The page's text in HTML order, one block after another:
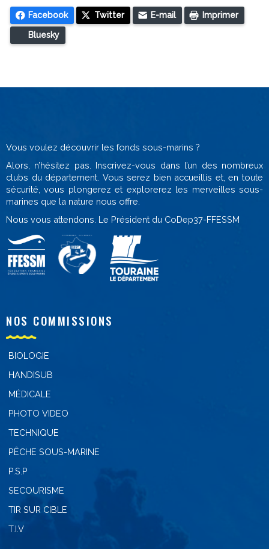
Facebook Twitter E-mail Imprimer
Bluesky
Vous voulez découvrir les fonds sous-marins ?
Alors, n’hésitez pas. Inscrivez-vous dans l’un des nombreux
clubs du département. Vous serez bien accueillis et, en toute
sécurité, vous plongerez et explorerez les merveilles sous-
marines que la nature nous offre.
Nous vous attendons. Le Président du CoDep37-FFESSM
NOS COMMISSIONS
BIOLOGIE
HANDISUB
MÉDICALE
PHOTO VIDEO
TECHNIQUE
PÊCHE SOUS-MARINE
P.S.P
SECOURISME
TIR SUR CIBLE
T.I.V